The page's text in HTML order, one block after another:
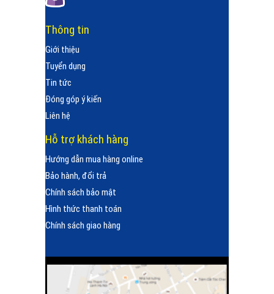
Thông tin
Giới thiệu
Tuyển dụng
Tin tức
Đóng góp ý kiến
Liên hệ
Hỗ trợ khách hàng
Hướng dẫn mua hàng online
Bảo hành, đổi trả
Chính sách bảo mật
Hình thức thanh toán
Chính sách giao hàng